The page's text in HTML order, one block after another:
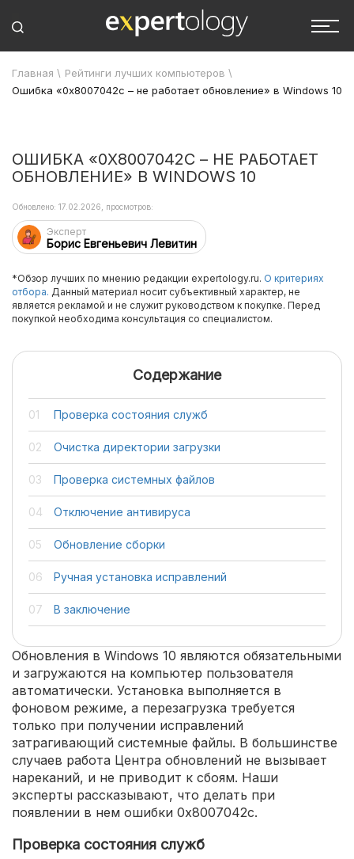
Главная \ Рейтинги лучших компьютеров \
Ошибка «0x8007042c – не работает обновление» в Windows 10
ОШИБКА «0X8007042C – НЕ РАБОТАЕТ
ОБНОВЛЕНИЕ» В WINDOWS 10
Эксперт
Борис Евгеньевич Левитин
Обновлено: 17.02.2026, просмотров:
*Обзор лучших по мнению редакции expertology.ru. О критериях
отбора. Данный материал носит субъективный характер, не
является рекламой и не служит руководством к покупке. Перед
покупкой необходима консультация со специалистом.
Содержание
Проверка состояния служб
Очистка директории загрузки
Проверка системных файлов
Отключение антивируса
Обновление сборки
Ручная установка исправлений
В заключение
Обновления в Windows 10 являются обязательными
и загружаются на компьютер пользователя
автоматически. Установка выполняется в
фоновом режиме, а перезагрузка требуется
только при получении исправлений
затрагивающий системные файлы. В большинстве
случаев работа Центра обновлений не вызывает
нареканий, и не приводит к сбоям. Наши
эксперты рассказывают, что делать при
появлении в нем ошибки 0x8007042c.
Проверка состояния служб